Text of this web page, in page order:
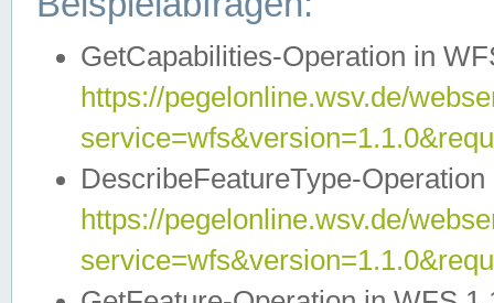
GetCapabilities-Operation in
https://pegelonline.wsv.de/
DescribeFeatureType-
https://pegelonline.wsv.de/